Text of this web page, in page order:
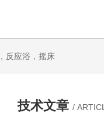
，反应浴，摇床
技术文章 /